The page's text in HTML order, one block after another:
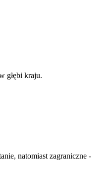
głębi kraju.
natomiast zagraniczne -